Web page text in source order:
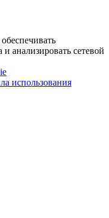
анализировать сетевой
использования